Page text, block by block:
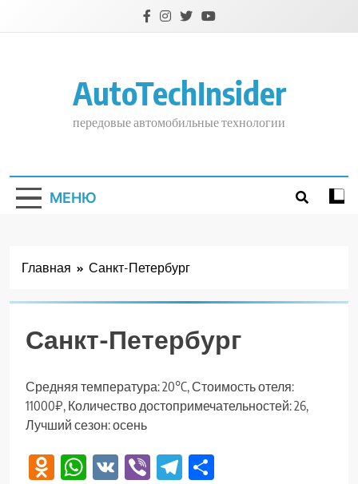
AutoTechInsider
передовые автомобильные технологии
МЕНЮ
Главная Санкт-Петербург
Санкт-Петербург
Средняя температура: 20°C, Стоимость отеля:
11000₽, Количество достопримечательностей: 26,
Лучший сезон: осень
Odnoklassniki
WhatsApp
VK ViberTelegram